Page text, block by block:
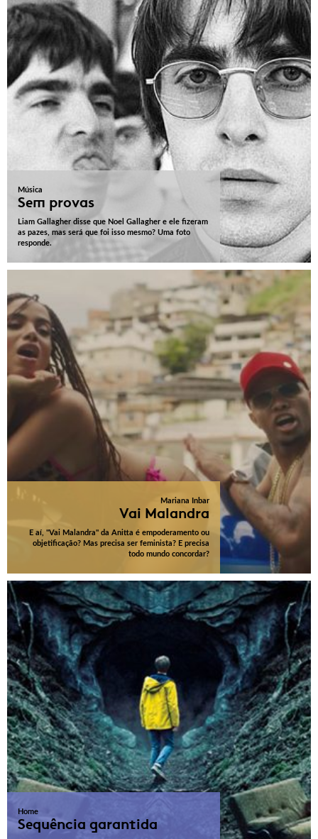
Música
Sem provas
Liam Gallagher disse que Noel Gallagher e ele fizeram
as pazes, mas será que foi isso mesmo? Uma foto
responde.
Mariana Inbar
Vai Malandra
E aí, "Vai Malandra" da Anitta é empoderamento ou
objetificação? Mas precisa ser feminista? E precisa
todo mundo concordar?
Home
Sequência garantida